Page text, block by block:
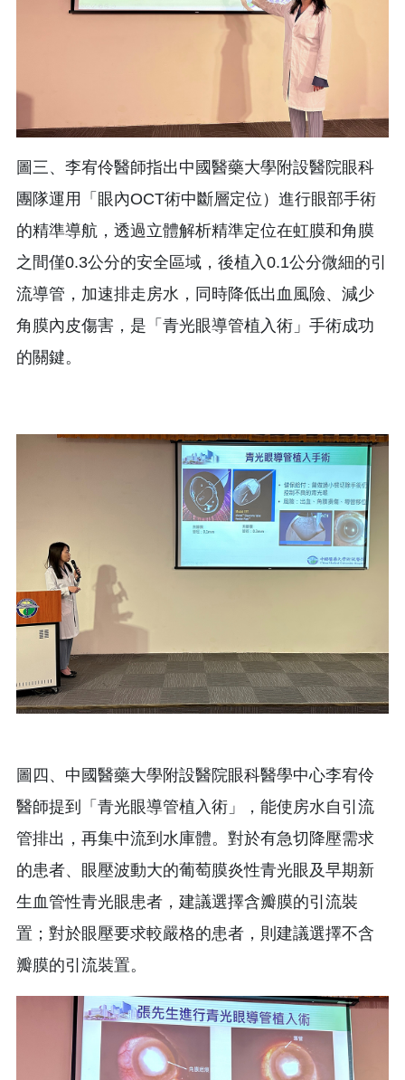
圖三、李宥伶醫師指出中國醫藥大學附設醫院眼科
團隊運用「眼內OCT術中斷層定位）進行眼部手術
的精準導航，透過立體解析精準定位在虹膜和角膜
之間僅0.3公分的安全區域，後植入0.1公分微細的引
流導管，加速排走房水，同時降低出血風險、減少
角膜內皮傷害，是「青光眼導管植入術」手術成功
的關鍵。
圖四、中國醫藥大學附設醫院眼科醫學中心李宥伶
醫師提到「青光眼導管植入術」，能使房水自引流
管排出，再集中流到水庫體。對於有急切降壓需求
的患者、眼壓波動大的葡萄膜炎性青光眼及早期新
生血管性青光眼患者，建議選擇含瓣膜的引流裝
置；對於眼壓要求較嚴格的患者，則建議選擇不含
瓣膜的引流裝置。